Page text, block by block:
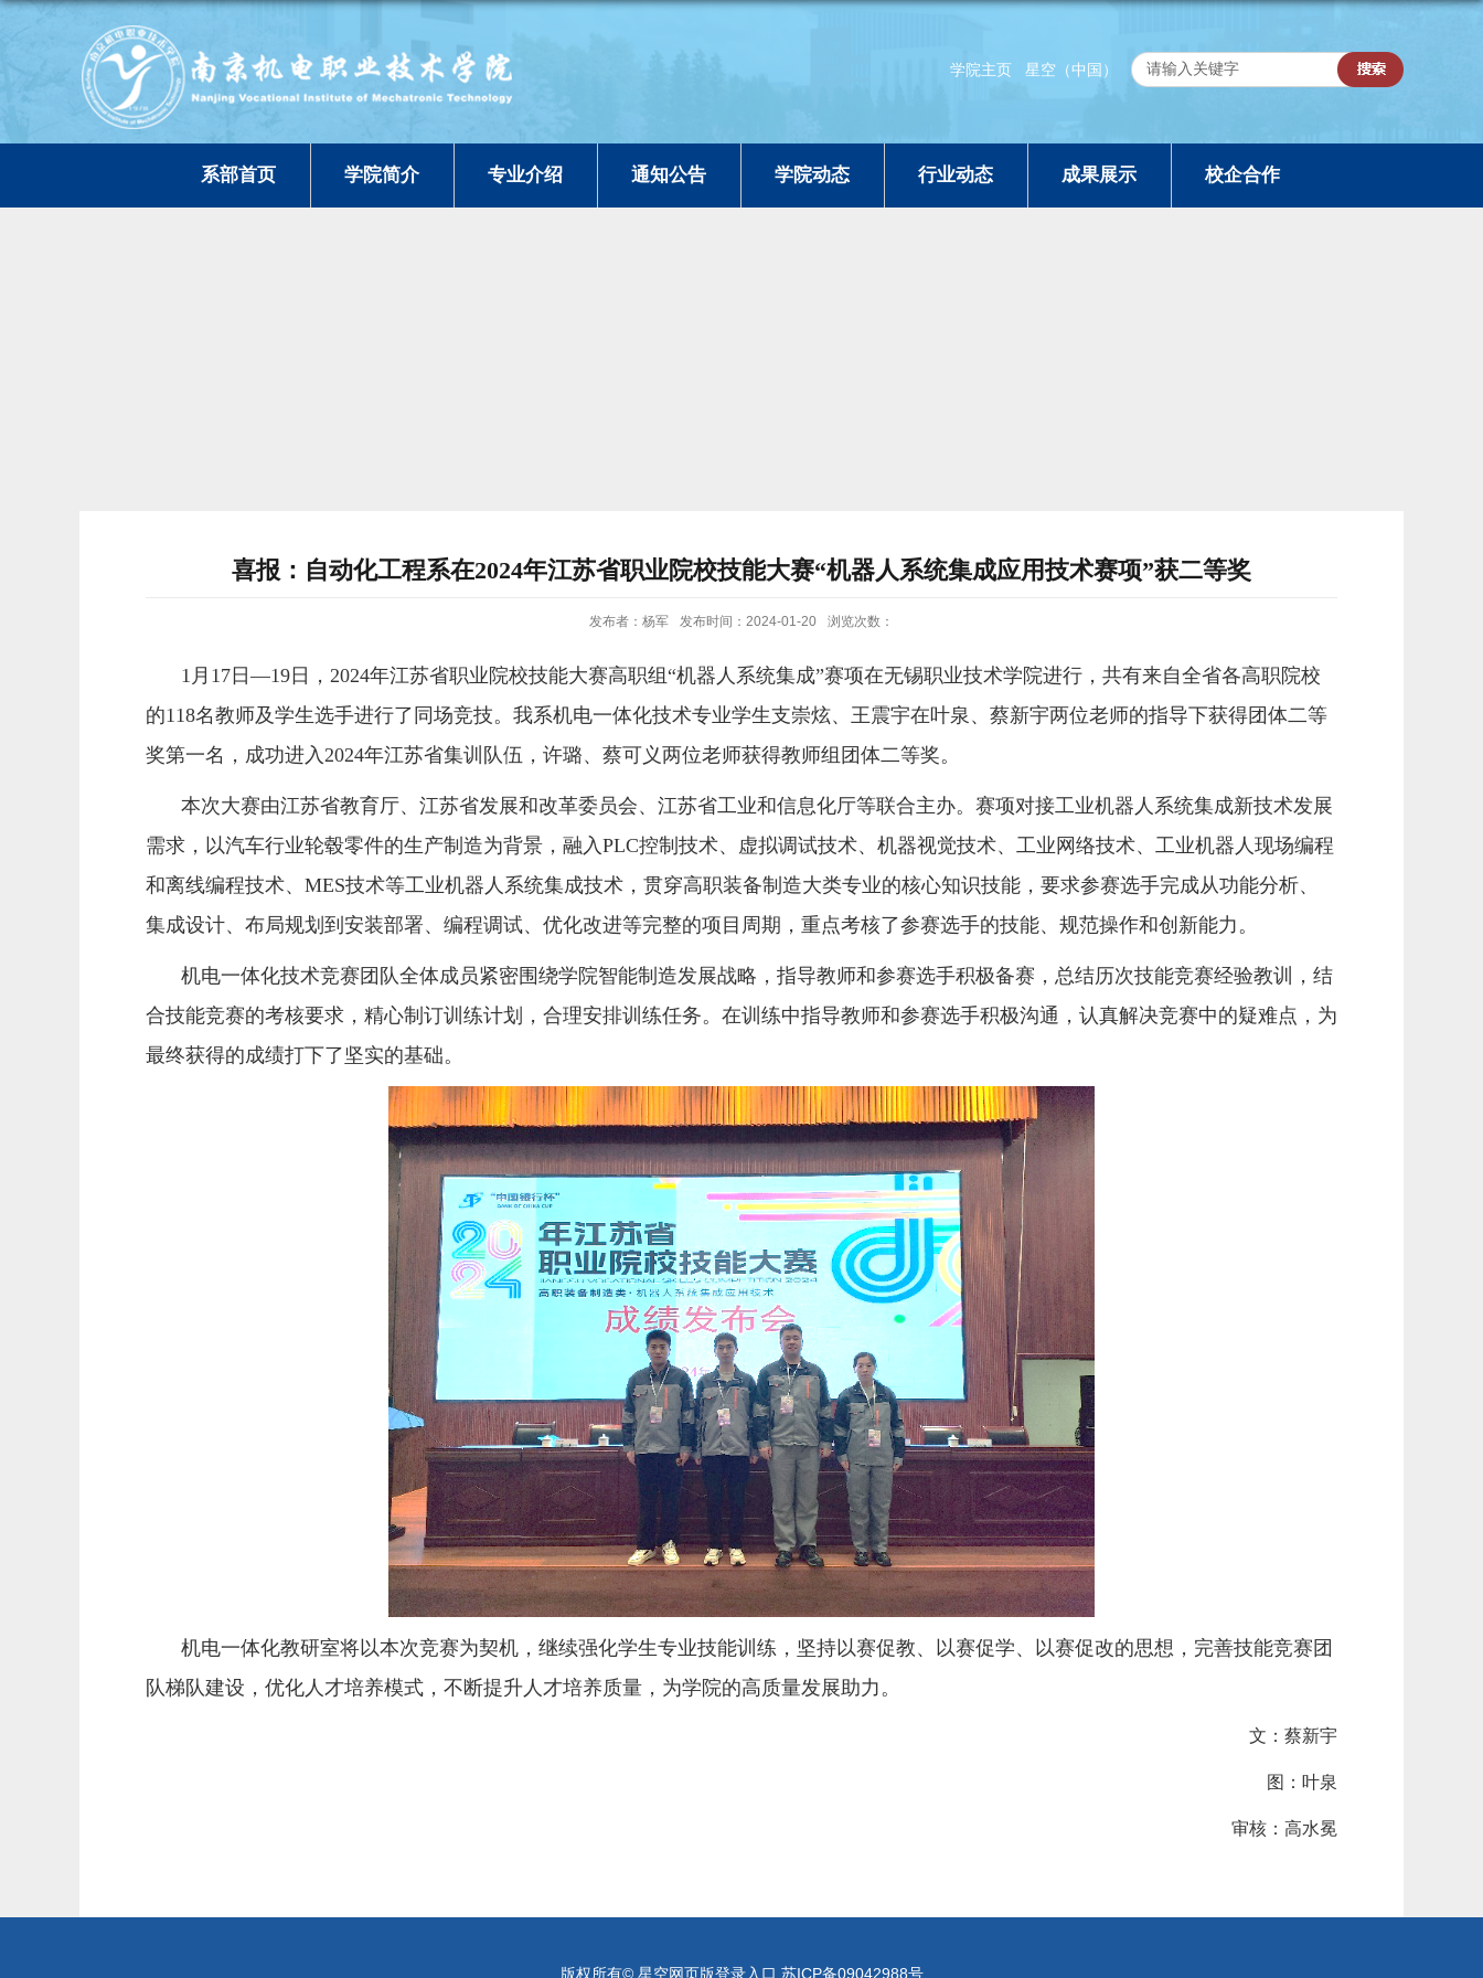
学院主页 星空（中国）
系部首页 学院简介 专业介绍 通知公告 学院动态 行业动态 成果展示 校企合作
喜报：自动化工程系在2024年江苏省职业院校技能大赛“机器人系统集成应用技术赛项”获二等奖
发布者：杨军 发布时间：2024-01-20 浏览次数：
1 月 17 日 —19 日， 2024年江苏省职业院校技能大赛高职组 “机器人系统集成”赛项在无锡职业技术学院进行，共有来自全省各高职院校
的118名教师及学生选手进行了同场竞技。我系机电一体化技术专业学生支崇炫、王震宇在叶泉、蔡新宇两位老师的指导下获得团体二等
奖第一名，成功进入2024年江苏省集训队伍，许璐、蔡可义两位老师获得教师组团体二等奖。
本次大赛由江苏省教育厅、江苏省发展和改革委员会、江苏省工业和信息化厅等联合主办。赛项对接工业机器人系统集成新技术发展
需求， 以汽车行业轮毂零件的生产制造为背景 ， 融入PLC控制技术、虚拟调试技术、机器视觉技术、工业网络技术、工业机器人现场编程
和离线编程技术、MES技术等工业机器人系统集成技术， 贯穿高职装备制造大类专业的核心知识技能，要求参赛选手完成从功能分析、
集成设计、布局规划到安装部署、编程调试、优化改进等完整的项目周期 ，重点考核了参赛选手的技能、规范操作和创新能力。
机电一体化技术竞赛团队全体成员紧密围绕学院智能制造发展战略，指导教师和参赛选手积极备赛，总结历次技能竞赛经验教训，结
合技能竞赛的考核要求，精心制订训练计划，合理安排训练任务。在训练中指导教师和参赛选手积极沟通，认真解决竞赛中的疑难点，为
最终获得的成绩打下了坚实的基础。
机电一体化教研室将以本次竞赛为契机，继续强化学生专业技能训练，坚持以赛促教、以赛促学、以赛促改的思想，完善技能竞赛团
队梯队建设，优化人才培养模式，不断提升人才培养质量，为学院的高质量发展助力。
文：蔡新宇
图：叶泉
审核：高水冕
版权所有© 星空网页版登录入口 苏ICP备09042988号